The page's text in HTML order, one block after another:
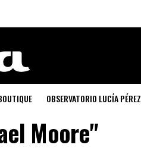
OBSERVATORIO LUCÍA PÉREZ
Moore"